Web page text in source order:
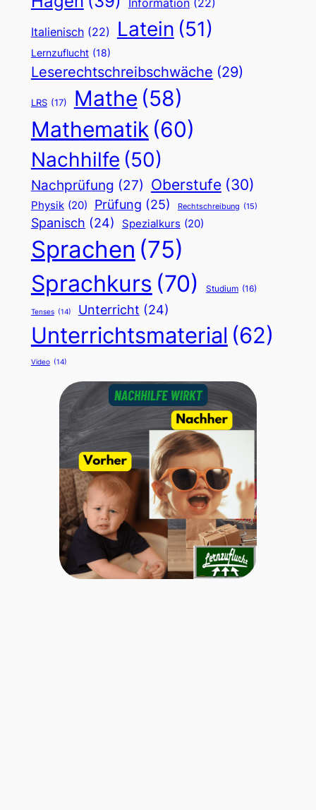
Information (22)
Italienisch (22) Latein (51)
Lernzuflucht (18)
Leserechtschreibschwäche (29)
LRS (17) Mathe (58)
Mathematik (60)
Nachhilfe (50)
Nachprüfung (27) Oberstufe (30)
Physik (20) Prüfung (25) Rechtschreibung (15)
Spanisch (24) Spezialkurs (20)
Sprachen (75)
Sprachkurs (70) Studium (16)
Tenses (14) Unterricht (24)
Unterrichtsmaterial (62)
Video (14)